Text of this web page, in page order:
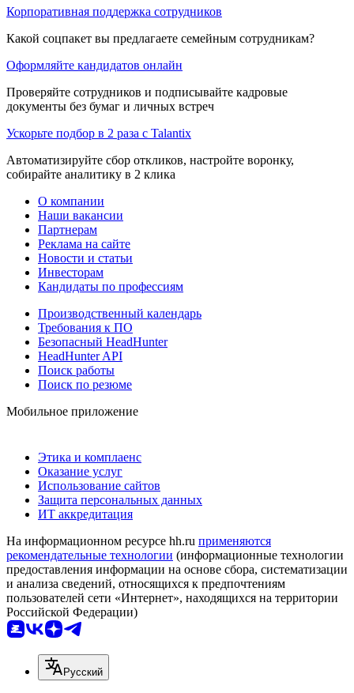
Корпоративная поддержка сотрудников
Какой соцпакет вы предлагаете семейным сотрудникам?
Оформляйте кандидатов онлайн
Проверяйте сотрудников и подписывайте кадровые
документы без бумаг и личных встреч
Ускорьте подбор в 2 раза с Talantix
Автоматизируйте сбор откликов, настройте воронку,
собирайте аналитику в 2 клика
О компании
Наши вакансии
Партнерам
Реклама на сайте
Новости и статьи
Инвесторам
Кандидаты по профессиям
Производственный календарь
Требования к ПО
Безопасный HeadHunter
HeadHunter API
Поиск работы
Поиск по резюме
Мобильное приложение
Этика и комплаенс
Оказание услуг
Использование сайтов
Защита персональных данных
ИТ аккредитация
На информационном ресурсе hh.ru применяются
рекомендательные технологии (информационные технологии
предоставления информации на основе сбора, систематизации
и анализа сведений, относящихся к предпочтениям
пользователей сети «Интернет», находящихся на территории
Российской Федерации)
Русский